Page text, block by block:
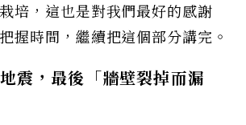
培，這也是對我們最好的感謝
握時間，繼續把這個部分講完。
震，最後「牆壁裂掉而漏